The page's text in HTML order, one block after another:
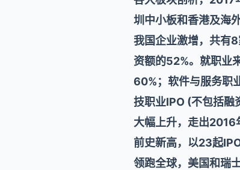
圳中小板和香港及海
我国企业激增，共有
资额的52%。就职业
60%；软件与服务职
技职业IPO (不包括融
大幅上升，走出2016
前史新高，以23起
领跑全球，美国和瑞